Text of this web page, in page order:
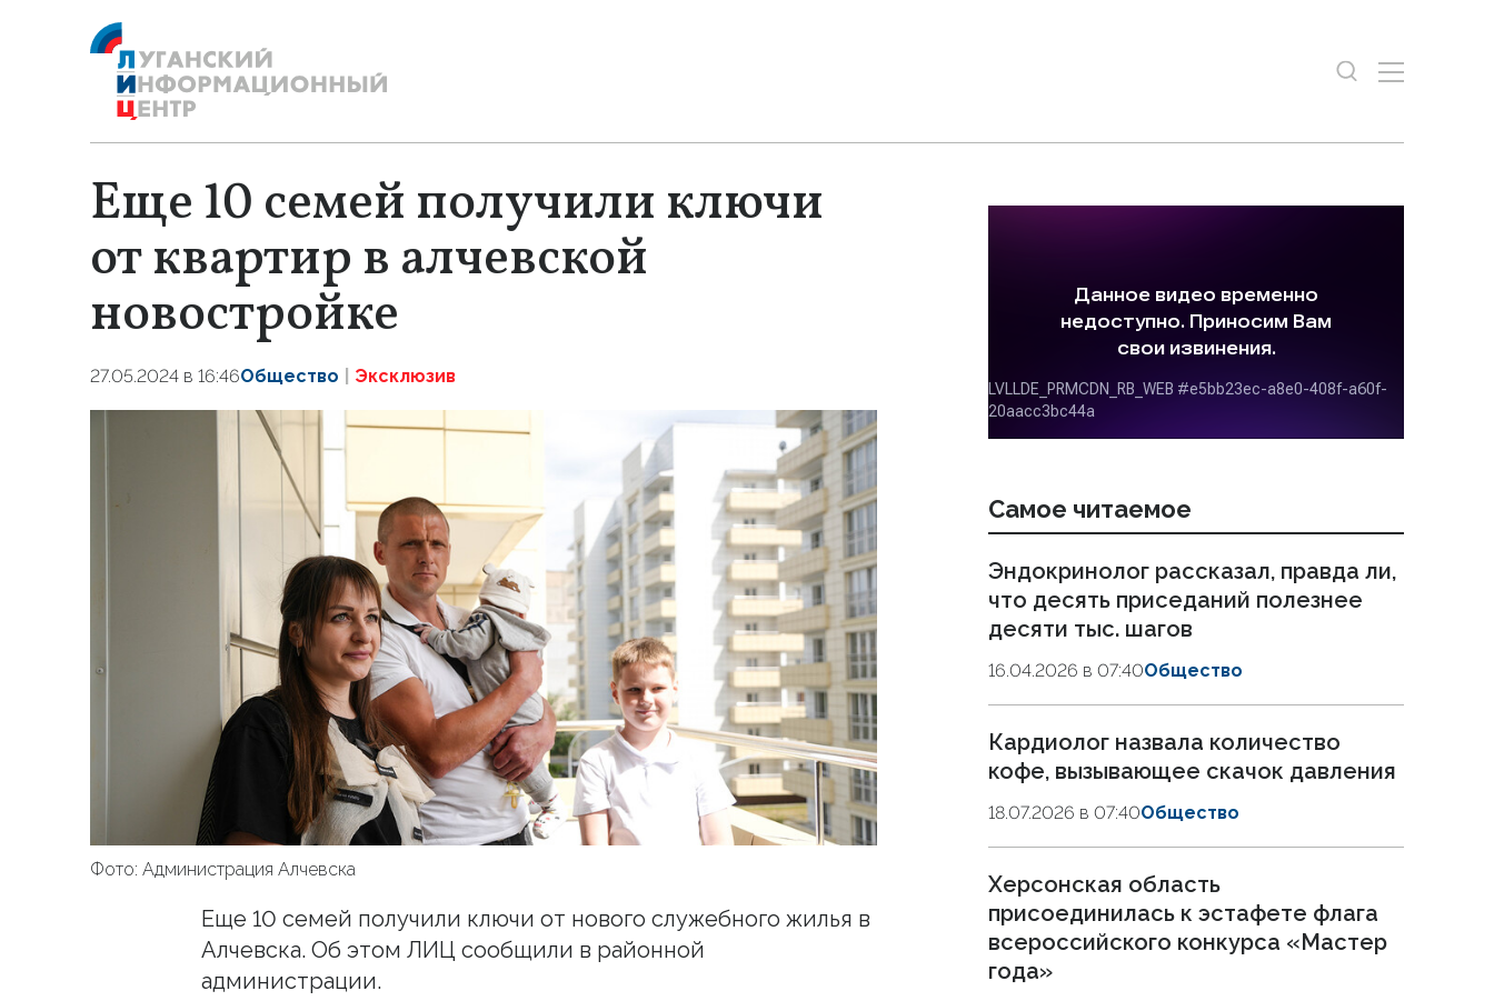
Еще 10 семей получили ключи
от квартир в алчевской
новостройке
27.05.2024 в 16:46Общество Эксклюзив
Фото: Администрация Алчевска
Еще 10 семей получили ключи от нового служебного жилья в
Алчевска. Об этом ЛИЦ сообщили в районной
администрации.
Самое читаемое
Эндокринолог рассказал, правда ли,
что десять приседаний полезнее
десяти тыс. шагов
16.04.2026 в 07:40Общество
Кардиолог назвала количество
кофе, вызывающее скачок давления
18.07.2026 в 07:40Общество
Херсонская область
присоединилась к эстафете флага
всероссийского конкурса «Мастер
года»